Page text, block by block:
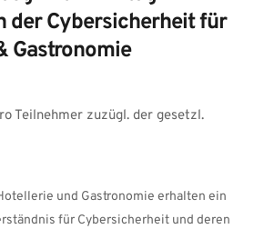
der Cybersicherheit für
Gastronomie
Teilnehmer zuzügl. der gesetzl.
und Gastronomie erhalten ein
für Cybersicherheit und deren